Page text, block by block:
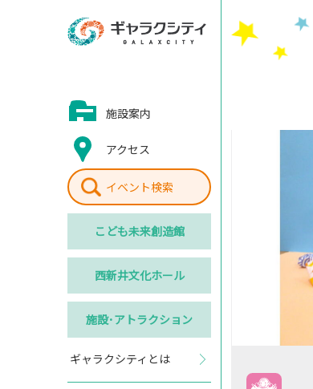
施設案内
アクセス
イベント検索
こども未来創造館
西新井文化ホール
施設･アトラクション
ギャラクシティとは